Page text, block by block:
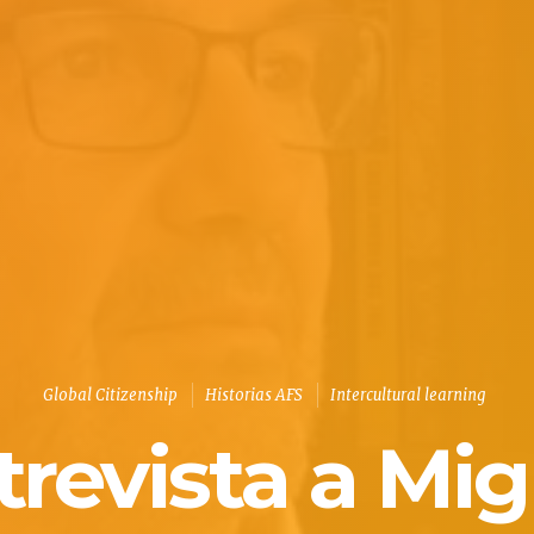
Global Citizenship Historias AFS Intercultural learning
a